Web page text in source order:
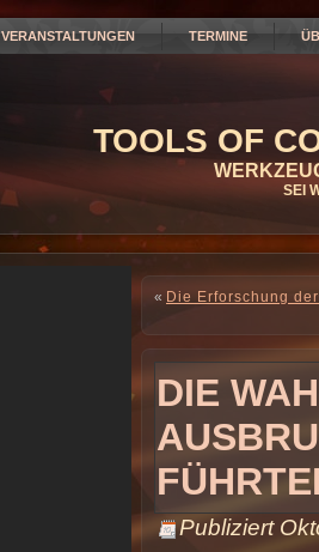
VERANSTALTUNGEN TERMINE
TOOLS OF
SEI
« Die Erforschung
DIE
Publiziert